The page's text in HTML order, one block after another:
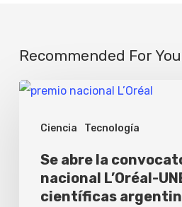
Recommended For You
Ciencia Tecnología
Se
convocatoria
premio
Se abre la
nacional L’Oréal-
científicas